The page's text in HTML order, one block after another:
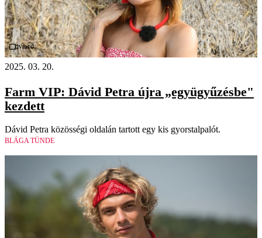
Videó
2025. 03. 20.
Farm VIP: Dávid Petra újra „együgyűzésbe"
kezdett
Dávid Petra közösségi oldalán tartott egy kis gyorstalpalót.
BLÁGA TÜNDE